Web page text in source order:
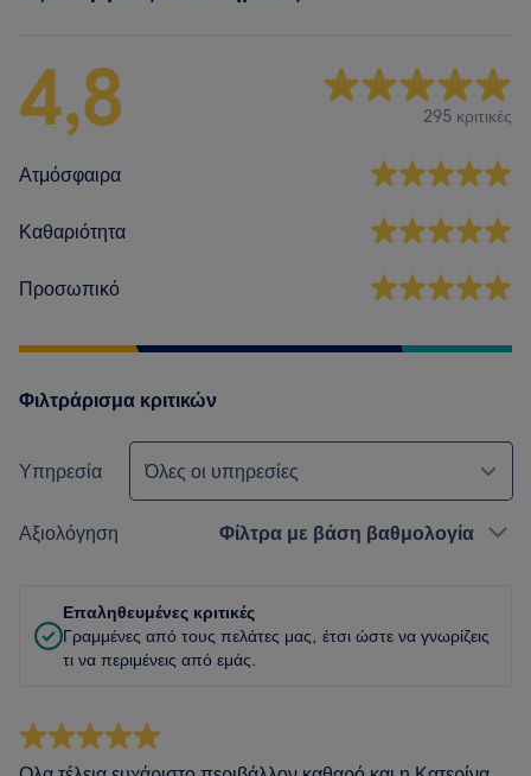
4,8 295 κριτικές
Ατμόσφαιρα
Καθαριότητα
Προσωπικό
Φιλτράρισμα κριτικών
Υπηρεσία Όλες οι υπηρεσίες
Αξιολόγηση Φίλτρα με βάση βαθμολογία
Επαληθευμένες κριτικές
Γραμμένες από τους πελάτες μας, έτσι ώστε να γνωρίζεις
τι να περιμένεις από εμάς.